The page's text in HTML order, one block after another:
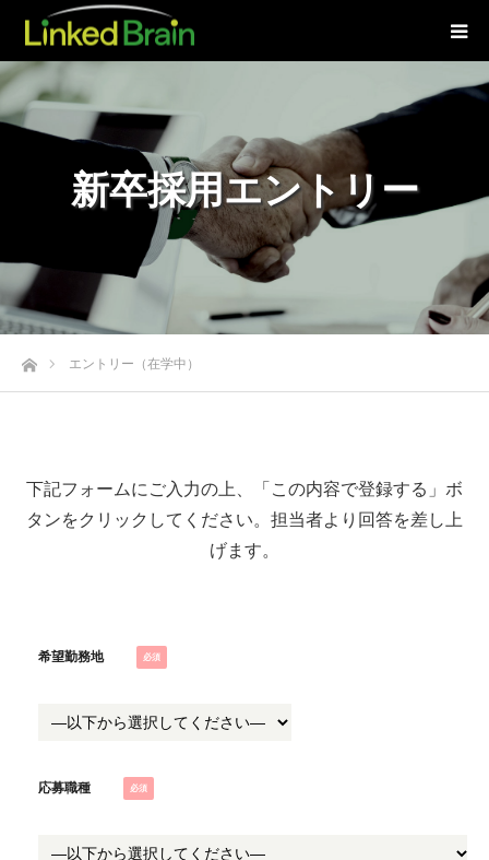
新卒採用エントリー
ホームエントリー（在学中）
下記フォームにご入力の上、「この内容で登録する」ボ
タンをクリックしてください。担当者より回答を差し上
げます。
希望勤務地
応募職種